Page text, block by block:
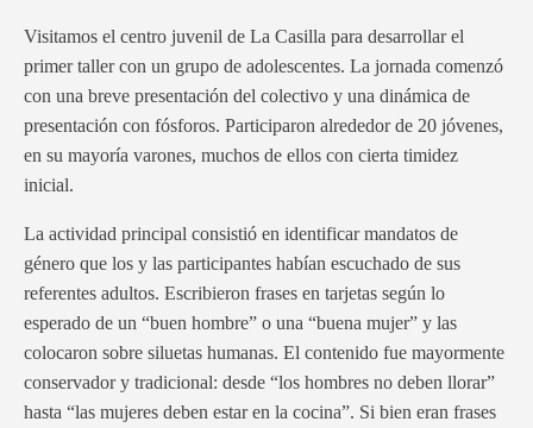
Visitamos el centro juvenil de La Casilla para desarrollar el
primer taller con un grupo de adolescentes. La jornada comenzó
con una breve presentación del colectivo y una dinámica de
presentación con fósforos. Participaron alrededor de 20 jóvenes,
en su mayoría varones, muchos de ellos con cierta timidez
inicial.
La actividad principal consistió en identificar mandatos de
género que los y las participantes habían escuchado de sus
referentes adultos. Escribieron frases en tarjetas según lo
esperado de un “buen hombre” o una “buena mujer” y las
colocaron sobre siluetas humanas. El contenido fue mayormente
conservador y tradicional: desde “los hombres no deben llorar”
hasta “las mujeres deben estar en la cocina”. Si bien eran frases